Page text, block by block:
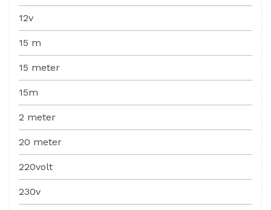
12v
15 m
15 meter
15m
2 meter
20 meter
220volt
230v